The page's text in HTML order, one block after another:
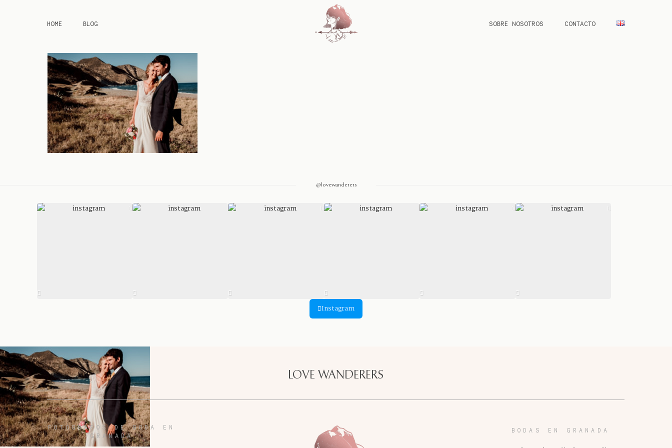
HOME BLOG SOBRE NOSOTROS CONTACTO
@lovewanderers
Instagram
LOVE WANDERERS
FOTÓGRAFOS DE BODA EN
GRANADA
BODAS EN GRANADA